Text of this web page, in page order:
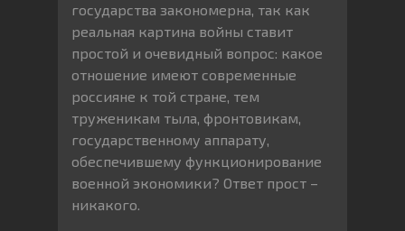
государства закономерна, так как
реальная картина войны ставит
простой и очевидный вопрос: какое
отношение имеют современные
россияне к той стране, тем
труженикам тыла, фронтовикам,
государственному аппарату,
обеспечившему функционирование
военной экономики? Ответ прост –
никакого.